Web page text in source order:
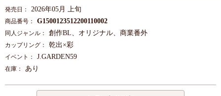
発売日： 2026年05月 上旬
商品番号： G1500123512200110002
同人ジャンル： 創作BL、オリジナル、商業番外
カップリング： 乾出×彩
イベント： J.GARDEN59
在庫： あり